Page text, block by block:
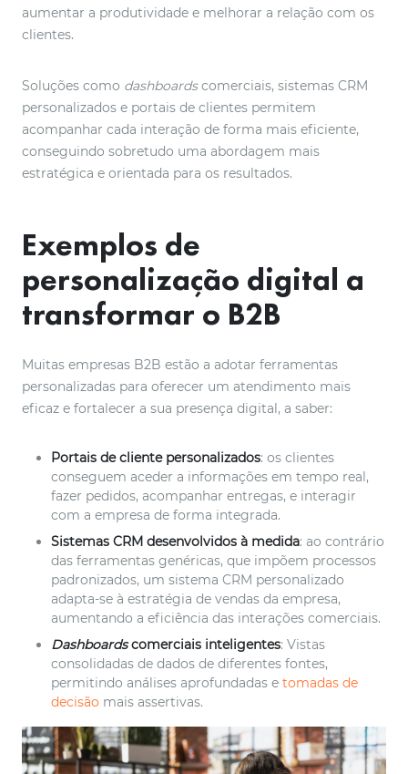
aumentar a produtividade e melhorar a relação com os
clientes.
Soluções como dashboardscomerciais, sistemas CRM
personalizados e portais de clientes permitem
acompanhar cada interação de forma mais eficiente,
conseguindo sobretudo uma abordagem mais
estratégica e orientada para os resultados.
Exemplos de
personalização digital a
transformar o B2B
Muitas empresas B2B estão a adotar ferramentas
personalizadas para oferecer um atendimento mais
eficaz e fortalecer a sua presença digital, a saber:
Portais de cliente personalizados: os clientes
conseguem aceder a informações em tempo real,
fazer pedidos, acompanhar entregas, e interagir
com a empresa de forma integrada.
Sistemas CRM desenvolvidos à medida: ao contrário
das ferramentas genéricas, que impõem processos
padronizados, um sistema CRM personalizado
adapta-se à estratégia de vendas da empresa,
aumentando a eficiência das interações comerciais.
Dashboardscomerciais inteligentes: Vistas
consolidadas de dados de diferentes fontes,
permitindo análises aprofundadas e tomadas de
decisão mais assertivas.